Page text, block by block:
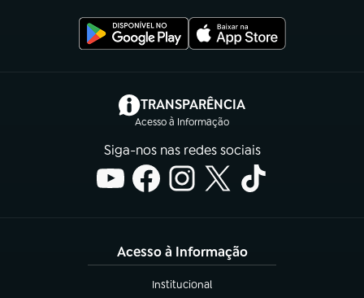
TRANSPARÊNCIA
Acesso à Informação
(abre em nova aba)
Siga-nos nas redes sociais
Acesso à Informação
Institucional
(abre em nova aba)